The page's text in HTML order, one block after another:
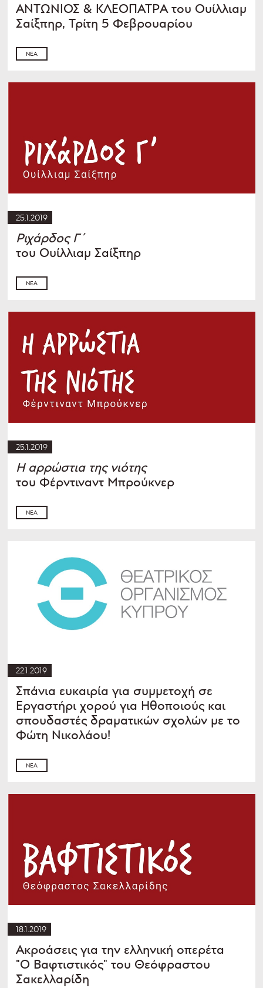
ΑΝΤΩΝΙΟΣ & ΚΛΕΟΠΑΤΡΑ του Ουίλλιαμ
Σαίξπηρ, Τρίτη 5 Φεβρουαρίου
ΝΈΑ
25.1.2019
Ριχάρδος Γ΄
του Ουίλλιαμ Σαίξπηρ
ΝΈΑ
25.1.2019
Η αρρώστια της νιότης
του Φέρντιναντ Μπρούκνερ
ΝΈΑ
22.1.2019
Σπάνια ευκαιρία για συμμετοχή σε
Εργαστήρι χορού για Ηθοποιούς και
σπουδαστές δραματικών σχολών με το
Φώτη Νικολάου!
ΝΈΑ
18.1.2019
Ακροάσεις για την ελληνική οπερέτα
"Ο Βαφτιστικός" του Θεόφραστου
Σακελλαρίδη